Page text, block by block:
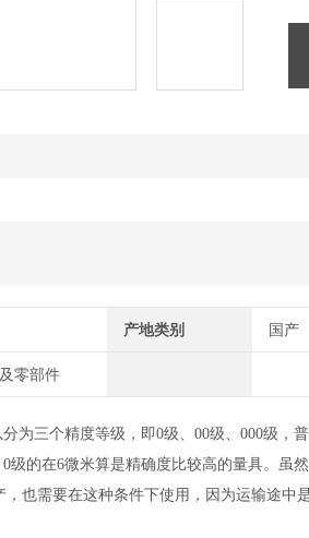
产地类别 国产
零部件
为三个精度等级，即0级、00级、000级，
级的在6微米算是精确度比较高的量具。虽
也需要在这种条件下使用，因为运输途中